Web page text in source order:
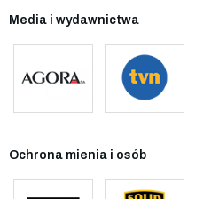
Media i wydawnictwa
Ochrona mienia i osób